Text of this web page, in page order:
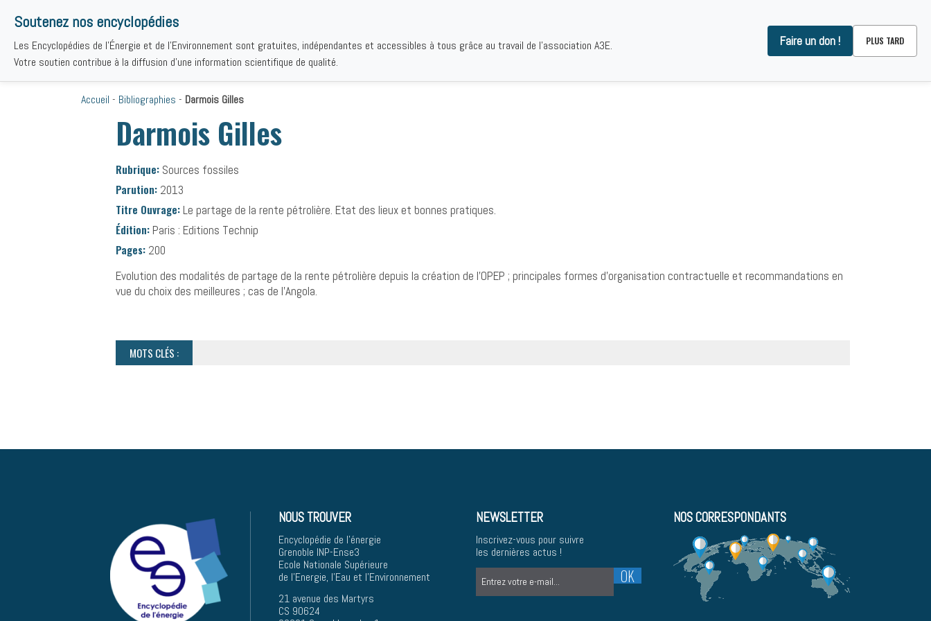
THÉMATIQUES AUTEURS INSTITUTIONS BIBLIOGRAPHIES QUI SOMMES-NOUS ?
Accueil - Bibliographies - Darmois Gilles
Darmois Gilles
Rubrique: Sources fossiles
Parution: 2013
Titre Ouvrage: Le partage de la rente pétrolière. Etat des lieux et bonnes pratiques.
Édition: Paris : Editions Technip
Pages: 200
Evolution des modalités de partage de la rente pétrolière depuis la création de l’OPEP ; principales formes d’organisation contractuelle et recommandations en
vue du choix des meilleures ; cas de l’Angola.
MOTS CLÉS :
NOUS TROUVER
Encyclopédie de l'énergie
Grenoble INP-Ense3
Ecole Nationale Supérieure
de l'Energie, l'Eau et l'Environnement
21 avenue des Martyrs
CS 90624
NEWSLETTER
Inscrivez-vous pour suivre
les dernières actus !
NOS CORRESPONDANTS
Soutenez nos encyclopédies
Les Encyclopédies de l'Énergie et de l'Environnement sont gratuites, indépendantes et accessibles à tous grâce au travail de l'association A3E.
Votre soutien contribue à la diffusion d'une information scientifique de qualité.
Faire un don ! PLUS TARD